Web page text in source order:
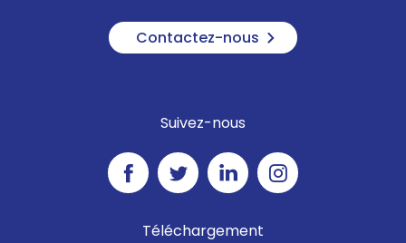
Contactez-nous
Suivez-nous
Téléchargement